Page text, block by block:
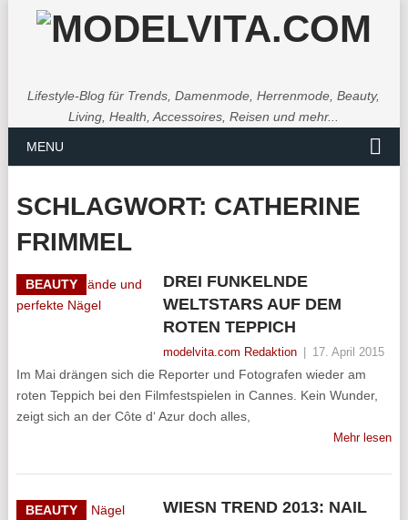
Lifestyle-Blog für Trends, Damenmode, Herrenmode, Beauty,
Living, Health, Accessoires, Reisen und mehr...
MENU
SCHLAGWORT: CATHERINE
FRIMMEL
BEAUTY
DREI FUNKELNDE
WELTSTARS AUF DEM
ROTEN TEPPICH
modelvita.com Redaktion 17. April 2015
Im Mai drängen sich die Reporter und Fotografen wieder am
roten Teppich bei den Filmfestspielen in Cannes. Kein Wunder,
zeigt sich an der Côte d‘ Azur doch alles,
Mehr lesen
BEAUTY
WIESN TREND 2013: NAIL